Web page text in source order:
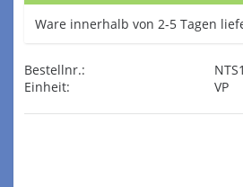
Ware innerhalb von 2-5 Tagen
Bestellnr.:
Einheit:
VP